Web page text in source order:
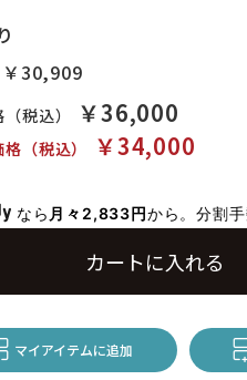
￥30,909
税込） ￥36,000
（税込） ￥34,000
なら 月々2,833円から。分割
カートに入れる
マイアイテムに追加